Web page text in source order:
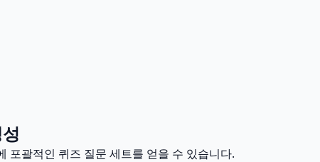
포괄적인 퀴즈 질문 세트를 얻을 수 있습니다.